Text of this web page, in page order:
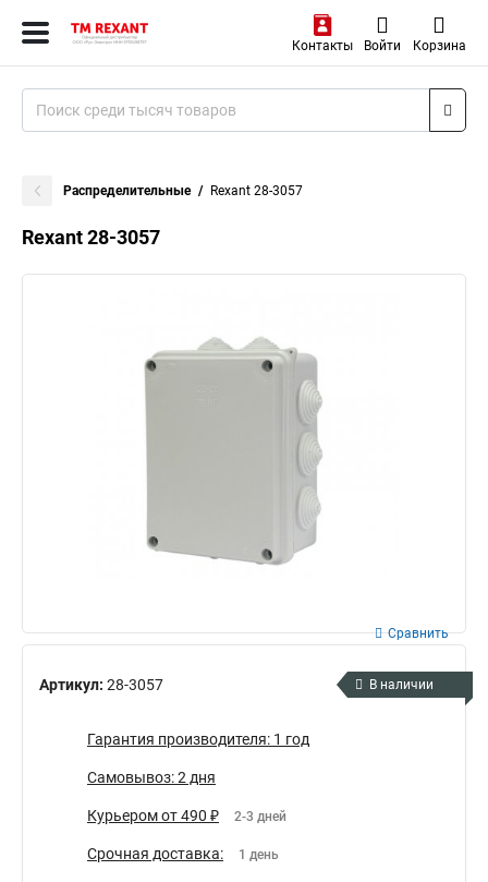
Контакты Войти Корзина
Распределительные Rexant 28-3057
Rexant 28-3057
Артикул: 28-3057
Сравнить
В наличии
Гарантия производителя: 1 год
Самовывоз: 2 дня
Курьером от 490 ₽ 2-3 дней
Срочная доставка: 1 день